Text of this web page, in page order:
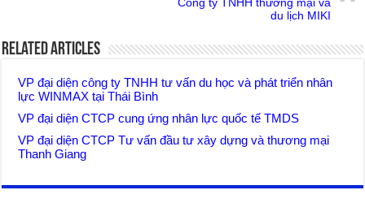
du lịch MIKI
Related Articles
VP đại diện công ty TNHH tư vấn du học và phát triển nhân
lực WINMAX tại Thái Bình
VP đại diện CTCP cung ứng nhân lực quốc tế TMDS
VP đại diện CTCP Tư vấn đầu tư xây dựng và thương mại
Thanh Giang